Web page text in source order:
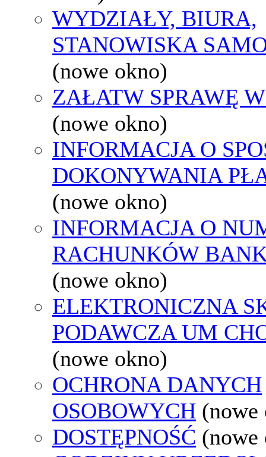
WYDZIAŁY, BIURA,
STANOWISKA
(nowe okno)
ZAŁATW SPRAWĘ
(nowe okno)
INFORMACJA O
DOKONYWANIA
(nowe okno)
INFORMACJA O
RACHUNKÓW
(nowe okno)
ELEKTRONICZNA
PODAWCZA UM
(nowe okno)
OCHRONA DANYCH
OSOBOWYCH (nowe
DOSTĘPNOŚĆ (nowe